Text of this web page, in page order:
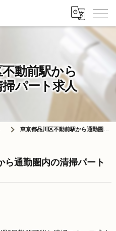
動前駅から
パート求人
東京都品川区不動前駅から通勤圏内の清掃パート求人
ら通勤圏内の清掃パート